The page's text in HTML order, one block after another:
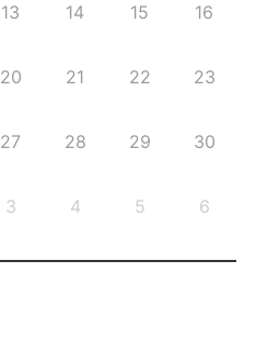
13 14 15 16
20 21 22 23
27 28 29 30
3 4 5 6